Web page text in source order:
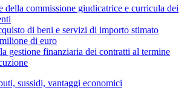
della commissione giudicatrice e curricula dei
di beni e servizi di importo stimato
di euro
gestione finanziaria dei contratti al termine
sussidi, vantaggi economici